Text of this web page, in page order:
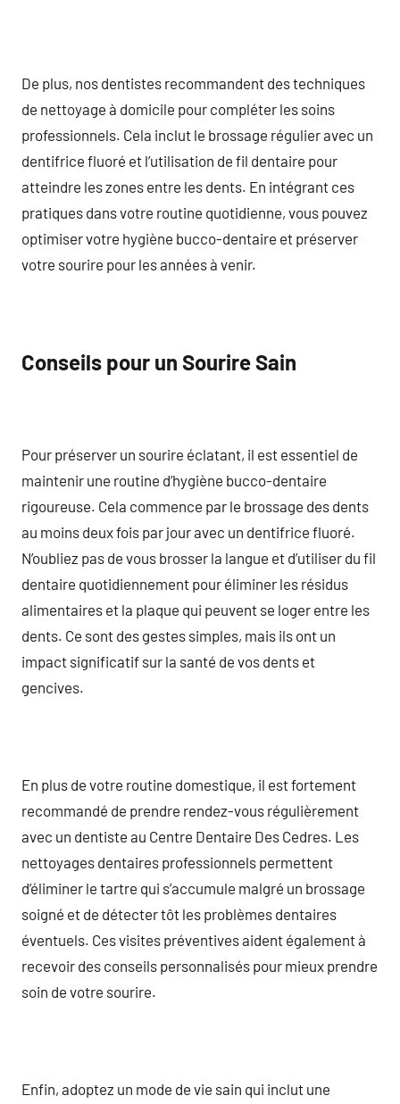
De plus, nos dentistes recommandent des techniques
de nettoyage à domicile pour compléter les soins
professionnels. Cela inclut le brossage régulier avec un
dentifrice fluoré et l’utilisation de fil dentaire pour
atteindre les zones entre les dents. En intégrant ces
pratiques dans votre routine quotidienne, vous pouvez
optimiser votre hygiène bucco-dentaire et préserver
votre sourire pour les années à venir.
Conseils pour un Sourire Sain
Pour préserver un sourire éclatant, il est essentiel de
maintenir une routine d’hygiène bucco-dentaire
rigoureuse. Cela commence par le brossage des dents
au moins deux fois par jour avec un dentifrice fluoré.
N’oubliez pas de vous brosser la langue et d’utiliser du fil
dentaire quotidiennement pour éliminer les résidus
alimentaires et la plaque qui peuvent se loger entre les
dents. Ce sont des gestes simples, mais ils ont un
impact significatif sur la santé de vos dents et
gencives.
En plus de votre routine domestique, il est fortement
recommandé de prendre rendez-vous régulièrement
avec un dentiste au Centre Dentaire Des Cedres. Les
nettoyages dentaires professionnels permettent
d’éliminer le tartre qui s’accumule malgré un brossage
soigné et de détecter tôt les problèmes dentaires
éventuels. Ces visites préventives aident également à
recevoir des conseils personnalisés pour mieux prendre
soin de votre sourire.
Enfin, adoptez un mode de vie sain qui inclut une